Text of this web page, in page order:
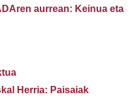
aurrean: Keinua eta
Herria: Paisaiak